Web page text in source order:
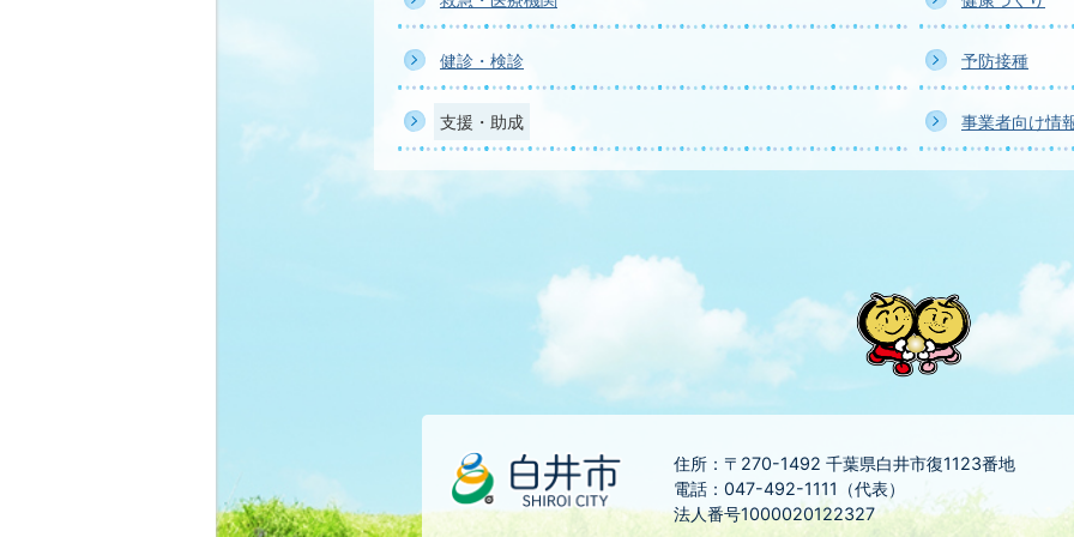
健診・検診 予防接種
支援・助成 事業者向け情
住所：〒270-1492 千葉県白井市復1123番地
電話：047-492-1111（代表）
法人番号1000020122327